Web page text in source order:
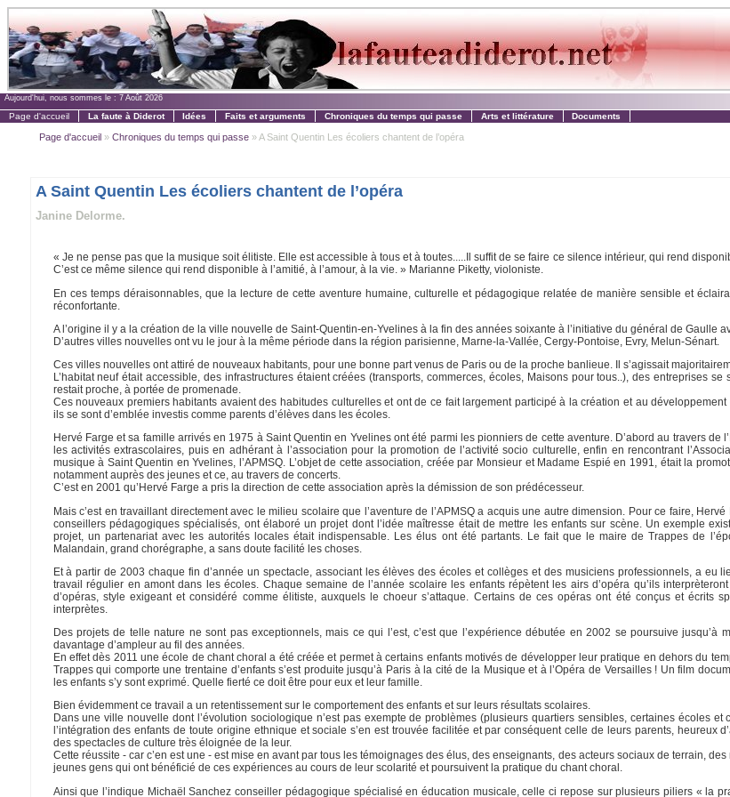
Aujourd'hui, nous sommes le : 7 Août 2026
Page d'accueil La faute à Diderot Idées Faits et arguments Chroniques du temps qui passe Arts et littérature Documents
Page d'accueil» Chroniques du temps qui passe» A Saint Quentin Les écoliers chantent de l’opéra
A Saint Quentin Les écoliers chantent de l’opéra
Janine Delorme.
« Je ne pense pas que la musique soit élitiste. Elle est accessible à tous et à toutes.....Il suffit de se faire ce silence intérieur, qui rend
C’est ce même silence qui rend disponible à l’amitié, à l’amour, à la vie. » Marianne Piketty, violoniste.
En ces temps déraisonnables, que la lecture de cette aventure humaine, culturelle et pédagogique relatée de manière sensible et
réconfortante.
A l’origine il y a la création de la ville nouvelle de Saint-Quentin-en-Yvelines à la fin des années soixante à l’initiative du général de Gaulle
D’autres villes nouvelles ont vu le jour à la même période dans la région parisienne, Marne-la-Vallée, Cergy-Pontoise, Evry, Melun-Sénart.
Ces villes nouvelles ont attiré de nouveaux habitants, pour une bonne part venus de Paris ou de la proche banlieue. Il s’agissait
L’habitat neuf était accessible, des infrastructures étaient créées (transports, commerces, écoles, Maisons pour tous..), des entreprises
restait proche, à portée de promenade.
Ces nouveaux premiers habitants avaient des habitudes culturelles et ont de ce fait largement participé à la création et au développement
ils se sont d’emblée investis comme parents d’élèves dans les écoles.
Hervé Farge et sa famille arrivés en 1975 à Saint Quentin en Yvelines ont été parmi les pionniers de cette aventure. D’abord au travers de
les activités extrascolaires, puis en adhérant à l’association pour la promotion de l’activité socio culturelle, enfin en rencontrant
musique à Saint Quentin en Yvelines, l’APMSQ. L’objet de cette association, créée par Monsieur et Madame Espié en 1991, était la
notamment auprès des jeunes et ce, au travers de concerts.
C’est en 2001 qu’Hervé Farge a pris la direction de cette association après la démission de son prédécesseur.
Mais c’est en travaillant directement avec le milieu scolaire que l’aventure de l’APMSQ a acquis une autre dimension. Pour ce faire,
conseillers pédagogiques spécialisés, ont élaboré un projet dont l’idée maîtresse était de mettre les enfants sur scène. Un exemple
projet, un partenariat avec les autorités locales était indispensable. Les élus ont été partants. Le fait que le maire de Trappes de
Malandain, grand chorégraphe, a sans doute facilité les choses.
Et à partir de 2003 chaque fin d’année un spectacle, associant les élèves des écoles et collèges et des musiciens professionnels, a eu
travail régulier en amont dans les écoles. Chaque semaine de l’année scolaire les enfants répètent les airs d’opéra qu’ils
d’opéras, style exigeant et considéré comme élitiste, auxquels le choeur s’attaque. Certains de ces opéras ont été conçus et écrits
interprètes.
Des projets de telle nature ne sont pas exceptionnels, mais ce qui l’est, c’est que l’expérience débutée en 2002 se poursuive jusqu’à
davantage d’ampleur au fil des années.
En effet dès 2011 une école de chant choral a été créée et permet à certains enfants motivés de développer leur pratique en dehors du
Trappes qui comporte une trentaine d’enfants s’est produite jusqu’à Paris à la cité de la Musique et à l’Opéra de Versailles ! Un film
les enfants s’y sont exprimé. Quelle fierté ce doit être pour eux et leur famille.
Bien évidemment ce travail a un retentissement sur le comportement des enfants et sur leurs résultats scolaires.
Dans une ville nouvelle dont l’évolution sociologique n’est pas exempte de problèmes (plusieurs quartiers sensibles, certaines écoles et
l’intégration des enfants de toute origine ethnique et sociale s’en est trouvée facilitée et par conséquent celle de leurs parents, heureux
des spectacles de culture très éloignée de la leur.
Cette réussite - car c’en est une - est mise en avant par tous les témoignages des élus, des enseignants, des acteurs sociaux de terrain,
jeunes gens qui ont bénéficié de ces expériences au cours de leur scolarité et poursuivent la pratique du chant choral.
Ainsi que l’indique Michaël Sanchez conseiller pédagogique spécialisé en éducation musicale, celle ci repose sur plusieurs piliers « la